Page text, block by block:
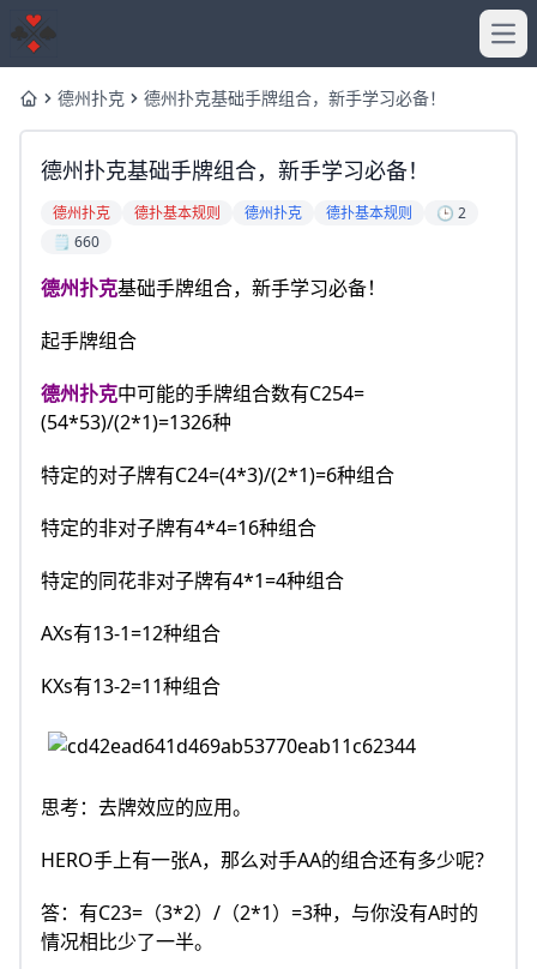
Home德州扑克 德州扑克基础手牌组合，新手学习必备！
德州扑克基础手牌组合，新手学习必备！
德州扑克 德扑基本规则 德州扑克 德扑基本规则
🕒 2
🗒️ 660
德州扑克基础手牌组合，新手学习必备！
起手牌组合
德州扑克中可能的手牌组合数有C254=
(54*53)/(2*1)=1326种
特定的对子牌有C24=(4*3)/(2*1)=6种组合
特定的非对子牌有4*4=16种组合
特定的同花非对子牌有4*1=4种组合
AXs有13-1=12种组合
KXs有13-2=11种组合
思考：去牌效应的应用。
HERO手上有一张A，那么对手AA的组合还有多少呢？
答：有C23=（3*2）/（2*1）=3种，与你没有A时的
情况相比少了一半。